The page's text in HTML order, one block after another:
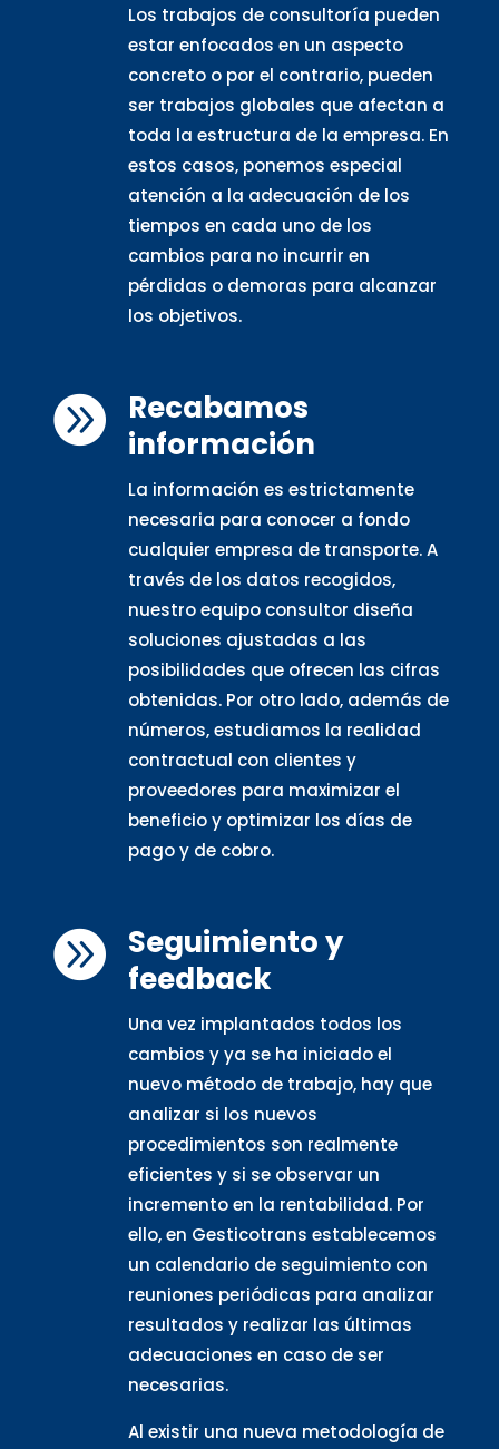
Los trabajos de consultoría pueden
estar enfocados en un aspecto
concreto o por el contrario, pueden
ser trabajos globales que afectan a
toda la estructura de la empresa. En
estos casos, ponemos especial
atención a la adecuación de los
tiempos en cada uno de los
cambios para no incurrir en
pérdidas o demoras para alcanzar
los objetivos.

Recabamos
información
La información es estrictamente
necesaria para conocer a fondo
cualquier empresa de transporte. A
través de los datos recogidos,
nuestro equipo consultor diseña
soluciones ajustadas a las
posibilidades que ofrecen las cifras
obtenidas. Por otro lado, además de
números, estudiamos la realidad
contractual con clientes y
proveedores para maximizar el
beneficio y optimizar los días de
pago y de cobro.
 Seguimiento y
feedback
Una vez implantados todos los
cambios y ya se ha iniciado el
nuevo método de trabajo, hay que
analizar si los nuevos
procedimientos son realmente
eficientes y si se observar un
incremento en la rentabilidad. Por
ello, en Gesticotrans establecemos
un calendario de seguimiento con
reuniones periódicas para analizar
resultados y realizar las últimas
adecuaciones en caso de ser
necesarias.
Al existir una nueva metodología de